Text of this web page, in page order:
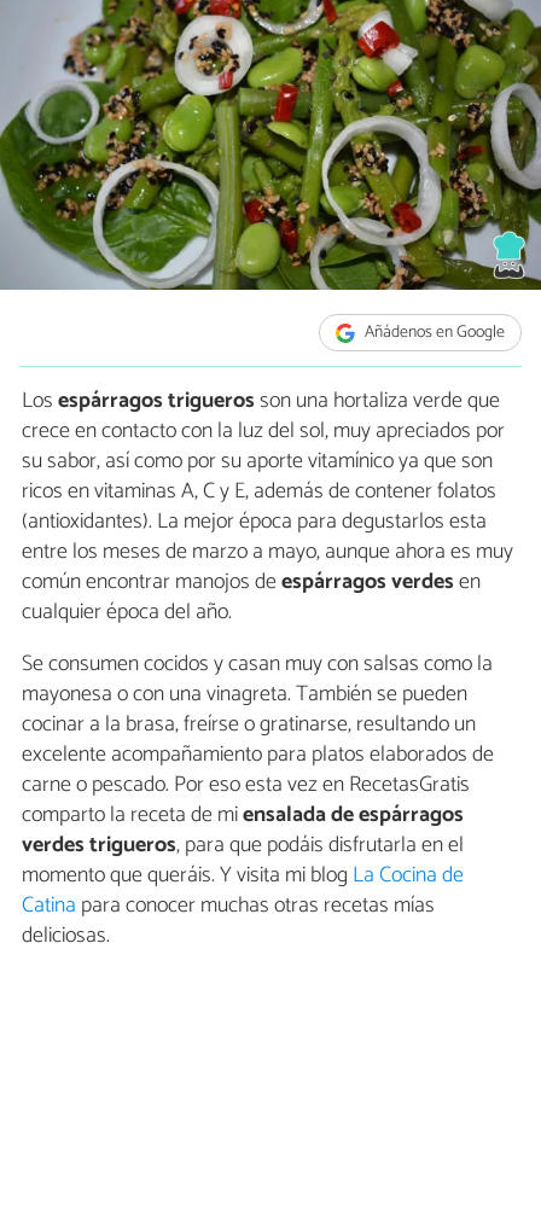
Añádenos en Google
Losespárragos triguerosson una hortaliza verde que
crece en contacto con la luz del sol, muy apreciados por
su sabor, así como por su aporte vitamínico ya que son
ricos en vitaminas A, C y E, además de contener folatos
(antioxidantes). La mejor época para degustarlos esta
entre los meses de marzo a mayo, aunque ahora es muy
común encontrar manojos deespárragos verdesen
cualquier época del año.
Se consumen cocidos y casan muy con salsas como la
mayonesa o con una vinagreta. También se pueden
cocinar a la brasa, freírse o gratinarse, resultando un
excelente acompañamiento para platos elaborados de
carne o pescado. Por eso esta vez en RecetasGratis
comparto la receta de miensalada de espárragos
verdes trigueros, para que podáis disfrutarla en el
momento que queráis. Yvisita mi blog La Cocina de
Catina para conocer muchas otras recetas mías
deliciosas.